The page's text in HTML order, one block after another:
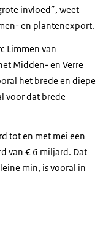
invloed”, weet
en plantenexport.
Limmen van
Midden- en Verre
het brede en diepe
voor dat brede
tot en met mei een
van € 6 miljard. Dat
min, is vooral in